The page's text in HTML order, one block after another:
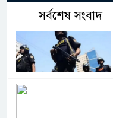
সর্বশেষ সংবাদ